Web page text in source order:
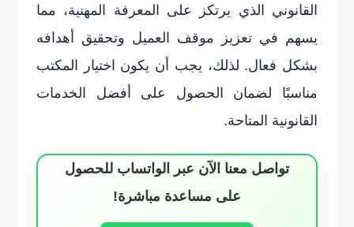
القانوني الذي يرتكز على المعرفة المهنية، مما
يسهم في تعزيز موقف العميل وتحقيق أهدافه
بشكل فعال. لذلك، يجب أن يكون اختيار المكتب
مناسبًا لضمان الحصول على أفضل الخدمات
القانونية المتاحة.
تواصل معنا الآن عبر الواتساب للحصول
على مساعدة مباشرة!